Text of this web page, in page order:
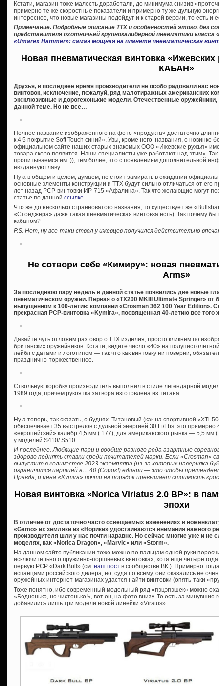
Кстати, магазин тоже малость доработали, до минимума снизив
примерно те же скоростные показатели и примерно ту же дульную
интересное, что новые магазины подойдут и к старой версии, то есть и
Примечание. Подробные описание ТТХ и особенностей этого, без
представителя охотничьей крупнокалиберной пневматики
«Umarex Hammer»: самая мощная на планете пневматическая
Новая пневматическая винтовка
КАБАН»
Друзья, в последнее время производители не особо радовали нас
винтовок, исключение, пожалуй, ряд малотиражных американских
эксклюзивные и дорогехонькие модели. Отечественные оружейники,
данной теме. Но не все…
Полное название изображенного на фото «продукта» достаточно
к.4,5 покрытие Soft Touch синий». Увы, кроме него, названия, о новинке
официальном сайте наших старых знакомых ООО «Ижевские ружья»
товара скоро появится. Наши специалисты уже работают над этим».
пропитываемся им :)), тем более, что с появлением дополнительной
ею данную главу.
Ну а в общем и целом, думаем, не стоит замирать в ожидании
основные элементы конструкции и ТТХ будут сильно отличаться от
лет назад PCP-винтовки ИР-715 «Афалина». Так что желающие могут
статье по данной ссылке.
Что же до несколько странноватого названия, то существует же
«Стоеджера» даже такая пневматическая винтовка есть). Так почему
кабаном?
P.S. Нет, ну все-таки ствол у ижевцев получился действительно
Не сотвори себе «Кимиру»: новая
Arms»
За последнюю пару недель в данной статье появились две новые
пневматическом оружии. Первая о «TX200 MKIII Ultimate Springer» от
выпущенном к 100-летию компании «Crosman 362 100 Year Edition».
прекрасная PCP-винтовка «Kymira», посвященная 40-летию все того
Давайте чуть отложим разговор о ТТХ изделия, просто кликнем по
британских оружейников. Кстати, видите число «40» на
лейбл с датами и логотипом — так что как винтовку ни поверни,
празднично-торжественное.
Ствольную коробку производитель выполнил в стиле легендарной
1989 года, причем рукоятка затвора изготовлена из титана.
Ну а теперь, так сказать, о буднях. Титановый (как на спортивной «XTi-
обеспечивает 35 выстрелов с дульной энергией 30 Ft/Lbs, это
«европейский» калибр 4,5 мм (.177), для американского рынка — 5,5 мм
у моделей S410/ S510.
И последнее. Любящие пари и вообще разного рода азартные
здорово поднять ставки среди почитателей марки. Если «Crosman»
выпустит в количестве 2023 экземпляра (из-за которых наверняка
ограничится партией в… 40 (Сорок!) единиц — это чтобы
Правда, и цена «Kymira» почти на порядок превышает стоимость
Новая винтовка «Norica Viriatus 2.0 BP»: в
эпохи
В отличие от достаточно часто освещаемых изменениях в
«Gamo» их земляки из «Норики» удостаиваются внимания намного
производителя шли у нас почти наравне. Но сейчас многие уже и не
моделях, как «Norica Dragon», «Marvic» или «Storm».
На данном сайте публикации тоже можно по пальцам одной руки
исключительно о пружинно-поршневых винтовках, хотя еще четыре
первую PCP «Dark Bull» (см. наш пост в сообществе ВК ). Примерно
испанцами российского дилера, но, судя по всему, они оказались не
оружейных интернет-магазинах удастся найти винтовки (опять-таки
Тоже понятно, ибо современный модельный ряд «пэцэпэшек» можно
«Бедненько, но чистенько!», вот он, на фото внизу. То есть за
добавились лишь три модели новой линейки «Viratus».